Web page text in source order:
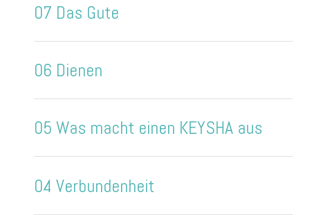
07 Das Gute
06 Dienen
05 Was macht einen KEYSHA aus
04 Verbundenheit